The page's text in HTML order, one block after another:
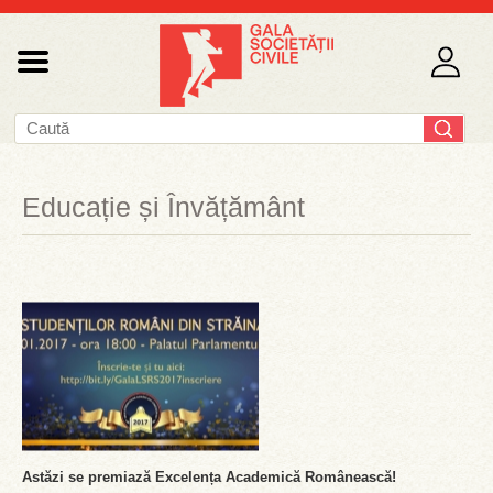
Educație și Învățământ
Astăzi se premiază Excelența Academică Românească!